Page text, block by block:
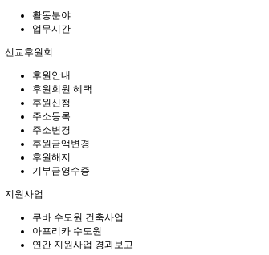
활동분야
업무시간
선교후원회
후원안내
후원회원 혜택
후원신청
주소등록
주소변경
후원금액변경
후원해지
기부금영수증
지원사업
쿠바 수도원 건축사업
아프리카 수도원
연간 지원사업 경과보고